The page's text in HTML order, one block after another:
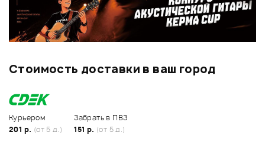
Стоимость доставки в ваш город
Курьером
201 р. (от 5 д.)
Забрать в ПВЗ
151 р. (от 5 д.)